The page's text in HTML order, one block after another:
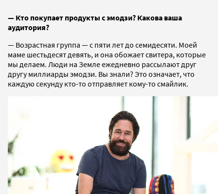
— Кто покупает продукты с эмодзи? Какова ваша
аудитория?
— Возрастная группа — с пяти лет до семидесяти. Моей
маме шестьдесят девять, и она обожает свитера, которые
мы делаем. Люди на Земле ежедневно рассылают друг
другу миллиарды эмодзи. Вы знали? Это означает, что
каждую секунду кто-то отправляет кому-то смайлик.